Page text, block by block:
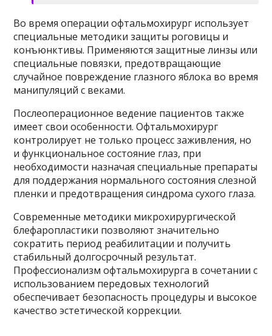
Во время операции офтальмохирург использует
специальные методики защиты роговицы и
конъюнктивы. Применяются защитные линзы или
специальные повязки, предотвращающие
случайное повреждение глазного яблока во время
манипуляций с веками.
Послеоперационное ведение пациентов также
имеет свои особенности. Офтальмохирург
контролирует не только процесс заживления, но
и функциональное состояние глаз, при
необходимости назначая специальные препараты
для поддержания нормального состояния слезной
пленки и предотвращения синдрома сухого глаза.
Современные методики микрохирургической
блефаропластики позволяют значительно
сократить период реабилитации и получить
стабильный долгосрочный результат.
Профессионализм офтальмохирурга в сочетании с
использованием передовых технологий
обеспечивает безопасность процедуры и высокое
качество эстетической коррекции.